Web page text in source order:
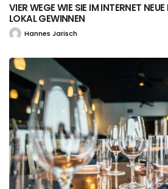
VIER WEGE WIE SIE IM INTERNET
LOKAL GEWINNEN
Hannes Jarisch